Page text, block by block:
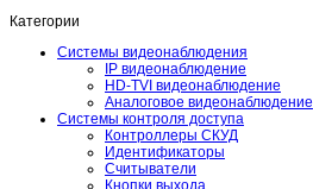
Категории
Системы видеонаблюдения
IP видеонаблюдение
HD-TVI видеонаблюдение
Аналоговое видеонаблюдение
Системы контроля доступа
Контроллеры СКУД
Идентификаторы
Считыватели
Кнопки выхода